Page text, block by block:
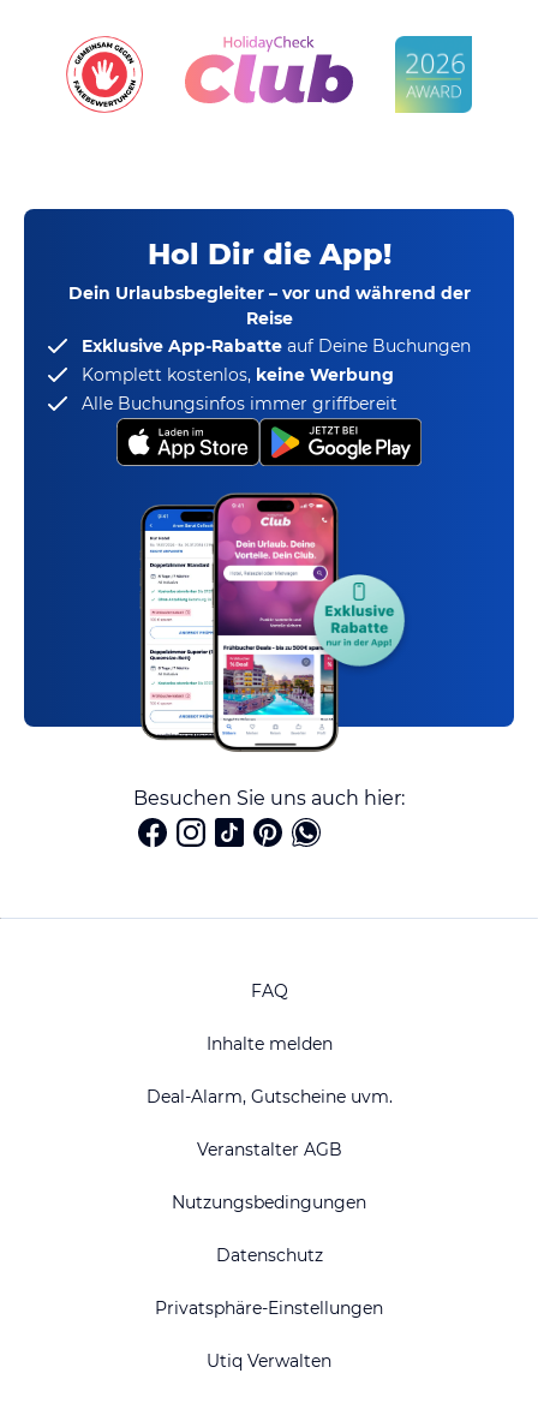
Hol Dir die App!
Dein Urlaubsbegleiter – vor und während der
Reise
Exklusive App-Rabatte auf Deine Buchungen
Komplett kostenlos, keine Werbung
Alle Buchungsinfos immer griffbereit
Besuchen Sie uns auch hier:
FAQ
Inhalte melden
Deal-Alarm, Gutscheine uvm.
Veranstalter AGB
Nutzungsbedingungen
Datenschutz
Privatsphäre-Einstellungen
Utiq Verwalten